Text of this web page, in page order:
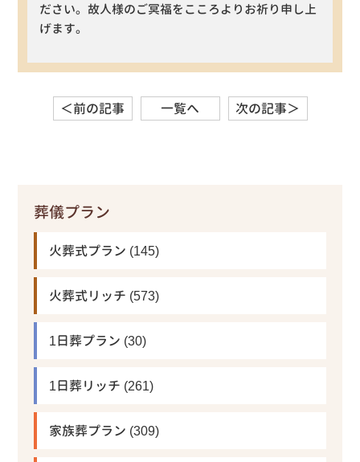
ださい。故人様のご冥福をこころよりお祈り申し上
げます。
＜前の記事 一覧へ 次の記事＞
葬儀プラン
火葬式プラン (145)
火葬式リッチ (573)
1日葬プラン (30)
1日葬リッチ (261)
家族葬プラン (309)